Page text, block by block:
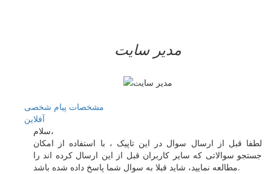
مدیر سایت
مشخصات پیام شخصی
آفلاين
سلام،
لطفا قبل از ارسال سوال در این تاپیک ، با استفاده از امکان
جستجو سوالاتی که سایر کاربران قبل از این ارسال کرده اند را
مطالعه نمایید، شاید قبلا به سوال شما پاسخ داده شده باشد.